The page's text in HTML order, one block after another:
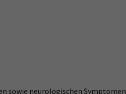
sowie neurologischen Symptomen